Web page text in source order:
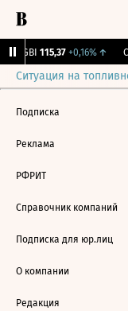
RGBI 115,37 +0,16%↑
Ситуация на
Подписка
Реклама
РФРИТ
Справочник компаний
Подписка для юр.лиц
О компании
Редакция